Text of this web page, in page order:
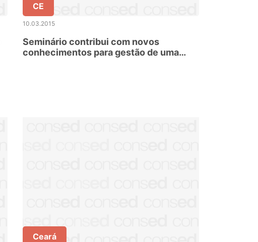
CE
10.03.2015
Seminário contribui com novos
conhecimentos para gestão de uma
Ceará